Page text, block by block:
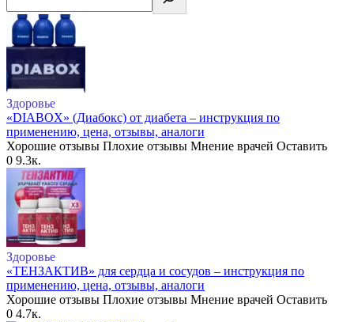
Здоровье
«DIABOX» (Диабокс) от диабета – инструкция по
применению, цена, отзывы, аналоги
Хорошие отзывы Плохие отзывы Мнение врачей Оставить
0 9.3к.
Здоровье
«ТЕНЗАКТИВ» для сердца и сосудов – инструкция по
применению, цена, отзывы, аналоги
Хорошие отзывы Плохие отзывы Мнение врачей Оставить
0 4.7к.